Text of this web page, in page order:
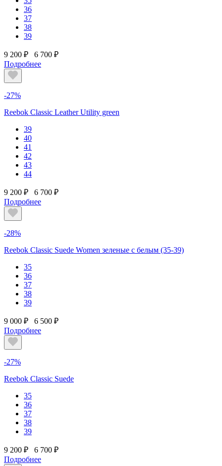
36
37
38
39
9 200 ₽
6 700 ₽
Подробнее
-27%
Reebok Classic Leather Utility green
39
40
41
42
43
44
9 200 ₽
6 700 ₽
Подробнее
-28%
Reebok Classic Suede Women зеленые с белым (35-39)
35
36
37
38
39
9 000 ₽
6 500 ₽
Подробнее
-27%
Reebok Classic Suede
35
36
37
38
39
9 200 ₽
6 700 ₽
Подробнее